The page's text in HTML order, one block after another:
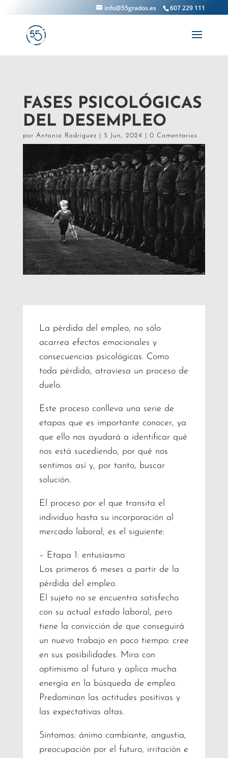
607 229 111
info@55grados.es
FASES PSICOLÓGICAS
DEL DESEMPLEO
por Antonio Rodríguez 5 Jun, 2024 0 Comentarios
La pérdida del empleo, no sólo
acarrea efectos emocionales y
consecuencias psicológicas. Como
toda pérdida, atraviesa un proceso de
duelo.
Este proceso conlleva una serie de
etapas que es importante conocer, ya
que ello nos ayudará a identificar qué
nos está sucediendo, por qué nos
sentimos así y, por tanto, buscar
solución.
El proceso por el que transita el
individuo hasta su incorporación al
mercado laboral, es el siguiente:
– Etapa 1: entusiasmo
Los primeros 6 meses a partir de la
pérdida del empleo.
El sujeto no se encuentra satisfecho
con su actual estado laboral, pero
tiene la convicción de que conseguirá
un nuevo trabajo en poco tiempo: cree
en sus posibilidades. Mira con
optimismo al futuro y aplica mucha
energía en la búsqueda de empleo.
Predominan las actitudes positivas y
las expectativas altas.
Síntomas: ánimo cambiante, angustia,
preocupación por el futuro, irritación e